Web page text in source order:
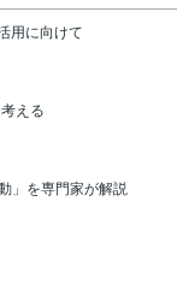
用に向けて
える
」を専門家が解説